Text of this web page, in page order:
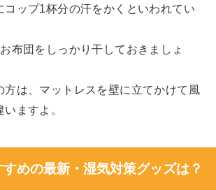
コップ1杯分の汗をかくといわれてい
布団をしっかり干しておきましょ
方は、マットレスを壁に立てかけて風
ますよ。
めの最新・湿気対策グッズは？